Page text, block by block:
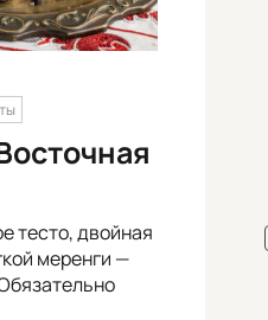
тесто, двойная
меренги —